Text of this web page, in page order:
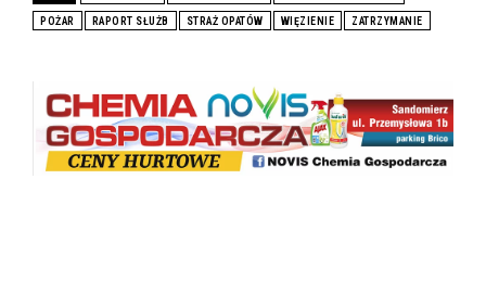
POŻAR RAPORT SŁUŻB STRAŻ OPATÓW WIĘZIENIE ZATRZYMANIE